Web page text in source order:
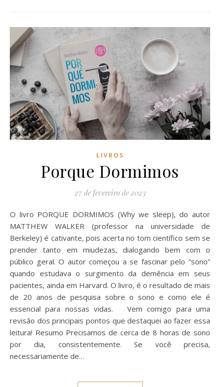
LIVROS
Porque Dormimos
27 de fevereiro de 2023
O livro PORQUE DORMIMOS (Why we sleep), do autor
MATTHEW WALKER (professor na universidade de
Berkeley) é cativante, pois acerta no tom científico sem se
prender tanto em miudezas, dialogando bem com o
público geral. O autor começou a se fascinar pelo “sono”
quando estudava o surgimento da demência em seus
pacientes, ainda em Harvard. O livro, é o resultado de mais
de 20 anos de pesquisa sobre o sono e como ele é
essencial para nossas vidas. Vem comigo para uma
revisão dos principais pontos que destaquei ao fazer essa
leitura! Resumo Precisamos de cerca de 8 horas de sono
por dia, consistentemente. Se você precisa,
necessariamente de…